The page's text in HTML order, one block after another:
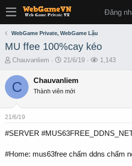
Đăng
WebGame Private, WebGame Lậu
MU ffee 100%cay kéo
T
r
e
s
a
e
Chauvanliem
S
a
e
21/6/19
L1,143
C Chauvanliem
Thành viên mới
21/6/19
#SERVER
#Home: mus63free chấm ddns chấm